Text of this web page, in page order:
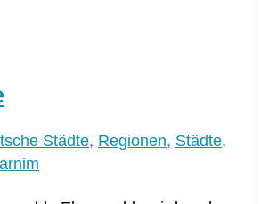
Städte, Regionen, Städte,